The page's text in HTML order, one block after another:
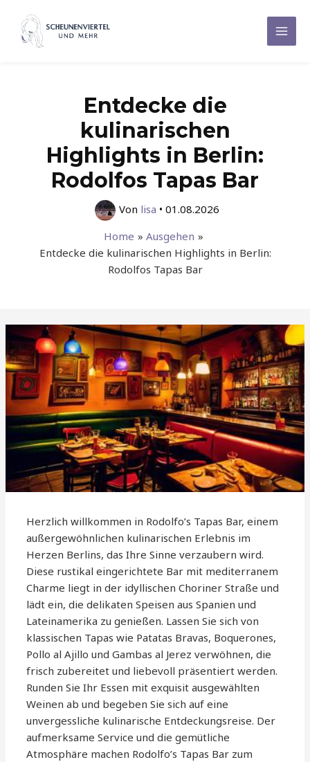
Inhalt
springen
Main
Entdecke die
kulinarischen
Highlights in Berlin:
Rodolfos Tapas Bar
Von lisa • 01.08.2026
Home
Ausgehen
Entdecke die kulinarischen Highlights in Berlin:
Rodolfos Tapas Bar
Herzlich willkommen in Rodolfo’s Tapas Bar, einem
außergewöhnlichen kulinarischen Erlebnis im
Herzen Berlins, das Ihre Sinne verzaubern wird.
Diese rustikal eingerichtete Bar mit mediterranem
Charme liegt in der idyllischen Choriner Straße und
lädt ein, die delikaten Speisen aus Spanien und
Lateinamerika zu genießen. Lassen Sie sich von
klassischen Tapas wie Patatas Bravas, Boquerones,
Pollo al Ajillo und Gambas al Jerez verwöhnen, die
frisch zubereitet und liebevoll präsentiert werden.
Runden Sie Ihr Essen mit exquisit ausgewählten
Weinen ab und begeben Sie sich auf eine
unvergessliche kulinarische Entdeckungsreise. Der
aufmerksame Service und die gemütliche
Atmosphäre machen Rodolfo’s Tapas Bar zum